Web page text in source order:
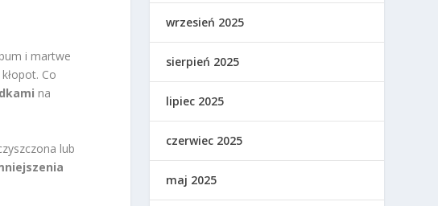
i martwe
Co
na
lub
wrzesień 2025
sierpień 2025
lipiec 2025
czerwiec 2025
maj 2025